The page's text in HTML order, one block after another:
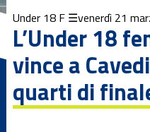
Under 18 F venerdì 21
L’Under 18
vince a
quarti di
1ª Divisione
Maschile
3ª Divisione
femminile
Beach Volley